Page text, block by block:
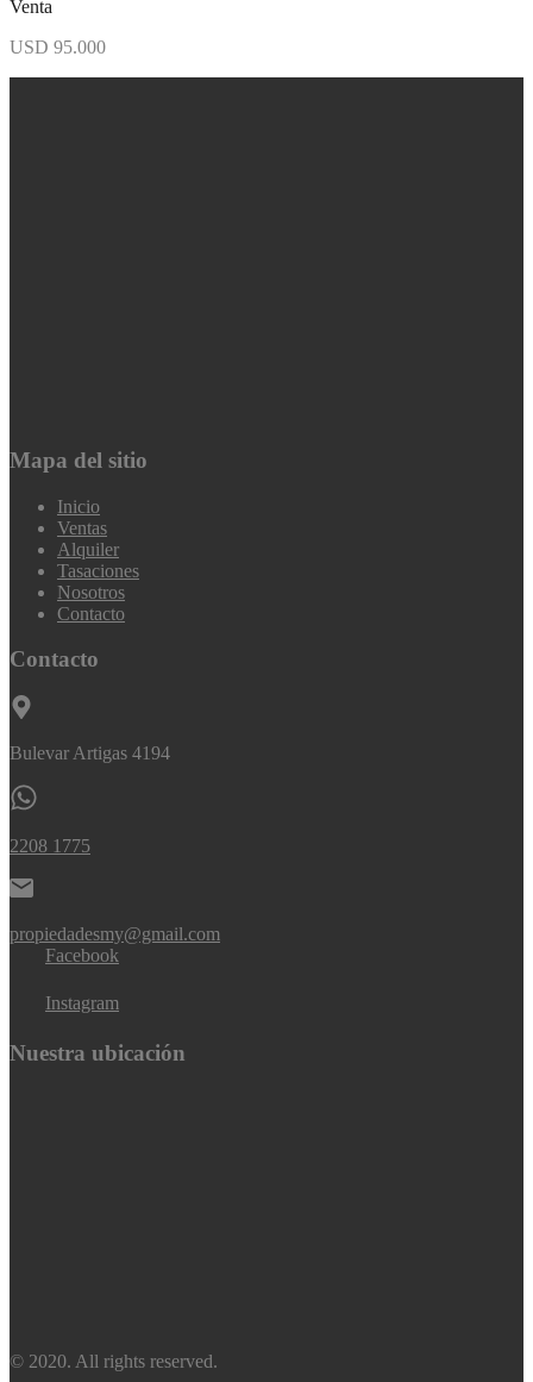
Venta
USD 95.000
Mapa del sitio
Inicio
Ventas
Alquiler
Tasaciones
Nosotros
Contacto
Contacto
Bulevar Artigas 4194
2208 1775
propiedadesmy@gmail.com
Facebook
Instagram
Nuestra ubicación
© 2020. All rights reserved.